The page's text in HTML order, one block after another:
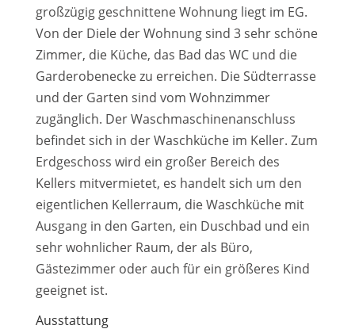
großzügig geschnittene Wohnung liegt im EG.
Von der Diele der Wohnung sind 3 sehr schöne
Zimmer, die Küche, das Bad das WC und die
Garderobenecke zu erreichen. Die Südterrasse
und der Garten sind vom Wohnzimmer
zugänglich. Der Waschmaschinenanschluss
befindet sich in der Waschküche im Keller. Zum
Erdgeschoss wird ein großer Bereich des
Kellers mitvermietet, es handelt sich um den
eigentlichen Kellerraum, die Waschküche mit
Ausgang in den Garten, ein Duschbad und ein
sehr wohnlicher Raum, der als Büro,
Gästezimmer oder auch für ein größeres Kind
geeignet ist.
Ausstattung